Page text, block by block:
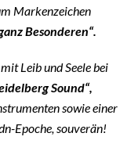
Markenzeichen
Besonderen“.
Leib und Seele bei
Sound“,
sowie einer
Epoche, souverän!